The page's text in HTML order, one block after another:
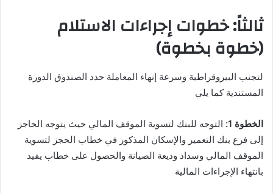
ثالثاً: خطوات إجراءات الاستلام
(خطوة بخطوة)
لتجنب البيروقراطية وسرعة إنهاء المعاملة حدد الصندوق الدورة
المستندية كما يلي
الخطوة 1:
التوجه للبنك لتسوية الموقف المالي حيث يتوجه الحاجز
إلى فرع بنك التعمير والإسكان المذكور في خطاب الحجز لتسوية
الموقف المالي وسداد وديعة الصيانة والحصول على خطاب يفيد
بانتهاء الإجراءات المالية